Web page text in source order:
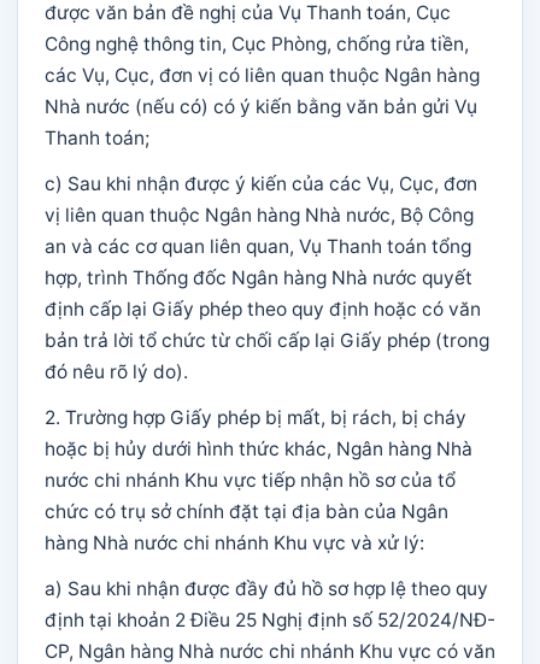
được văn bản đề nghị của Vụ Thanh toán, Cục
Công nghệ thông tin, Cục Phòng, chống rửa tiền,
các Vụ, Cục, đơn vị có liên quan thuộc Ngân hàng
Nhà nước (nếu có) có ý kiến bằng văn bản gửi Vụ
Thanh toán;
c) Sau khi nhận được ý kiến của các Vụ, Cục, đơn
vị liên quan thuộc Ngân hàng Nhà nước, Bộ Công
an và các cơ quan liên quan, Vụ Thanh toán tổng
hợp, trình Thống đốc Ngân hàng Nhà nước quyết
định cấp lại Giấy phép theo quy định hoặc có văn
bản trả lời tổ chức từ chối cấp lại Giấy phép (trong
đó nêu rõ lý do).
2. Trường hợp Giấy phép bị mất, bị rách, bị cháy
hoặc bị hủy dưới hình thức khác, Ngân hàng Nhà
nước chi nhánh Khu vực tiếp nhận hồ sơ của tổ
chức có trụ sở chính đặt tại địa bàn của Ngân
hàng Nhà nước chi nhánh Khu vực và xử lý:
a) Sau khi nhận được đầy đủ hồ sơ hợp lệ theo quy
định tại khoản 2 Điều 25 Nghị định số 52/2024/NĐ-
CP, Ngân hàng Nhà nước chi nhánh Khu vực có văn